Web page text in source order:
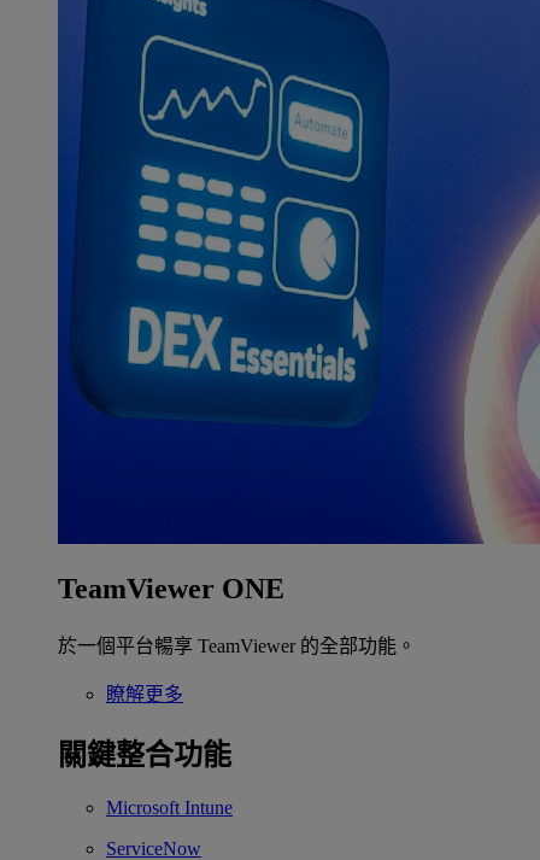
TeamViewer ONE
於一個平台暢享 TeamViewer 的全部功能。
瞭解更多
關鍵整合功能
Microsoft Intune
ServiceNow